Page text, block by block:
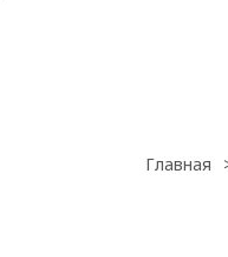
Главная